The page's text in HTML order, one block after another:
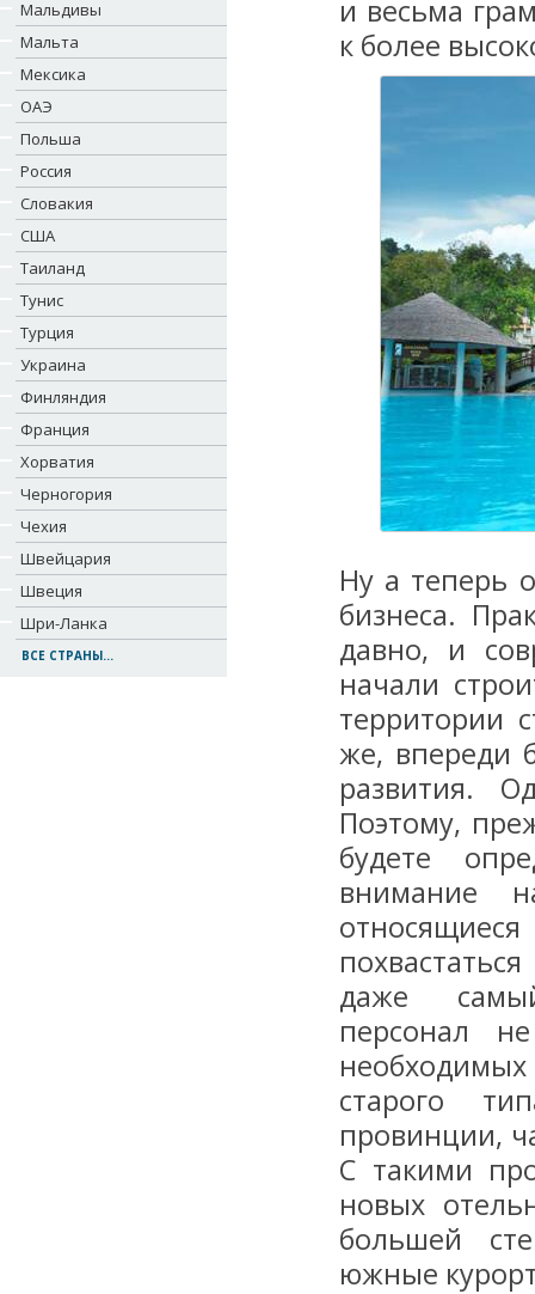
Мальдивы
Мальта
Мексика
ОАЭ
Польша
Россия
Словакия
США
Таиланд
Тунис
Турция
Украина
Финляндия
Франция
Хорватия
Черногория
Чехия
Швейцария
Швеция
Шри-Ланка
ВСЕ СТРАНЫ...
и весьма
к более
Ну а теперь
бизнеса.
давно, и
начали
территории
же, впереди
развития.
Поэтому,
будете
внимание
даже
персонал
старого
провинции,
С такими
новых
большей
южные